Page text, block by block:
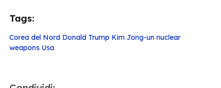
Tags:
Corea del Nord Donald Trump Kim Jong-un nuclear
weapons Usa